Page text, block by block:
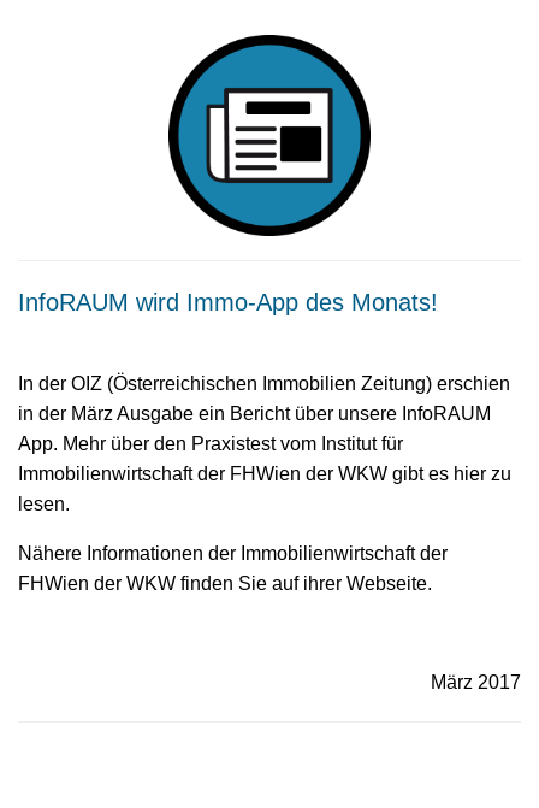
InfoRAUM wird Immo-App des Monats!
In der OIZ (Österreichischen Immobilien Zeitung) erschien
in der März Ausgabe ein Bericht über unsere InfoRAUM
App. Mehr über den Praxistest vom Institut für
Immobilienwirtschaft der FHWien der WKW gibt es hier zu
lesen.
Nähere Informationen der Immobilienwirtschaft der
FHWien der WKW finden Sie auf ihrer Webseite.
März 2017